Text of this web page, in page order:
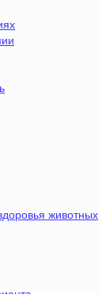
животных